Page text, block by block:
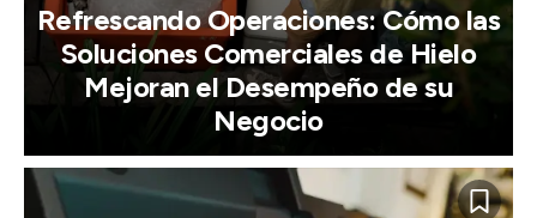
Refrescando Operaciones: Cómo las
Soluciones Comerciales de Hielo
Mejoran el Desempeño de su
Negocio